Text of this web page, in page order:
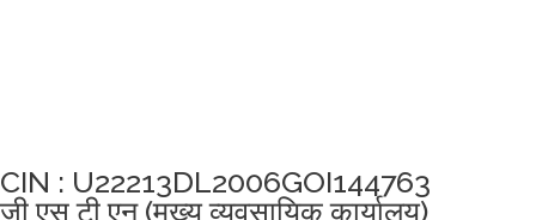
CIN : U22213DL2006GOI144763
जी एस टी एन (मुख्य व्यवसायिक कार्यालय)